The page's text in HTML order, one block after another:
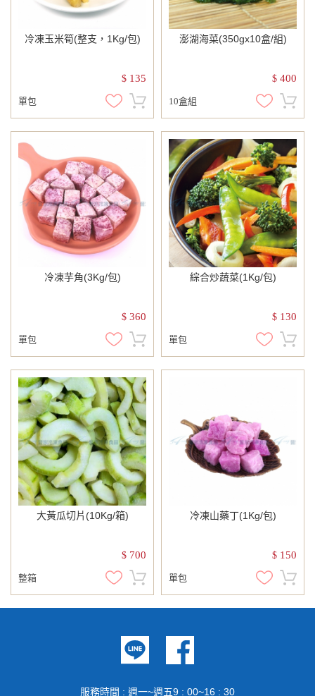
冷凍玉米筍(整支，1Kg/包)
$ 135
單包
澎湖海菜(350gx10盒/組)
$ 400
10盒組
冷凍芋角(3Kg/包)
$ 360
單包
綜合炒蔬菜(1Kg/包)
$ 130
單包
大黃瓜切片(10Kg/箱)
$ 700
整箱
冷凍山藥丁(1Kg/包)
$ 150
單包
服務時間 : 週一~週五9 : 00~16 : 30